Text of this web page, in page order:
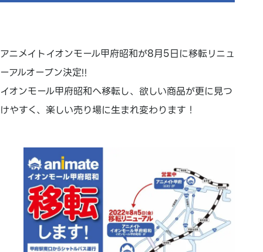
アニメイトイオンモール甲府昭和が8月5日に移転リニュ
ーアルオープン決定!!
イオンモール甲府昭和へ移転し、欲しい商品が更に見つ
けやすく、楽しい売り場に生まれ変わります！